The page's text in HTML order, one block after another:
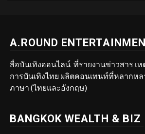
A.ROUND
สื่อบันเทิงออนไลน์ ที่รายงานข่าวสาร เ
การบันเทิงไทย ผลิตคอนเทนท์ที่หลากห
ภาษา (ไทยและอังกฤษ)
BANGKOK WEALTH & BIZ